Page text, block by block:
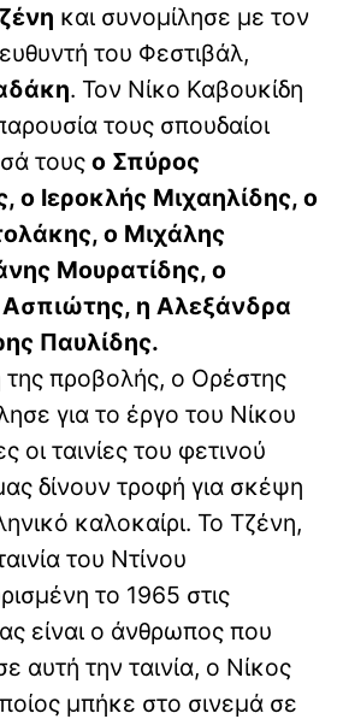
και συνομίλησε με τον
του Φεστιβάλ,
. Τον Νίκο Καβουκίδη
τους σπουδαίοι
τους ο Σπύρος
Ιεροκλής Μιχαηλίδης, ο
ο Μιχάλης
Μουρατίδης, ο
η Αλεξάνδρα
Παυλίδης.
της προβολής, ο Ορέστης
για το έργο του Νίκου
οι ταινίες του φετινού
δίνουν τροφή για σκέψη
καλοκαίρι. Το Τζένη,
του Ντίνου
το 1965 στις
είναι ο άνθρωπος που
αυτή την ταινία, ο Νίκος
μπήκε στο σινεμά σε